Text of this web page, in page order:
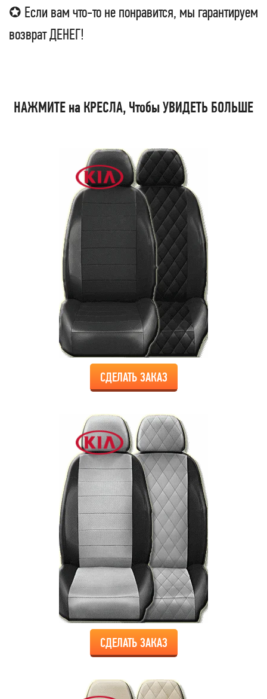
✪ Если вам что-то не понравится, мы гарантируем
возврат ДЕНЕГ!
НАЖМИТЕ на КРЕСЛА, Чтобы УВИДЕТЬ БОЛЬШЕ
СДЕЛАТЬ ЗАКАЗ
СДЕЛАТЬ ЗАКАЗ